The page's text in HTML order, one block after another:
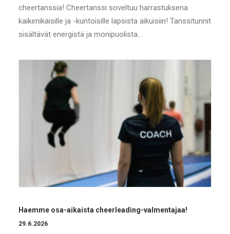
cheertanssia! Cheertanssi soveltuu harrastuksena
kaikenikäisille ja -kuntoisille lapsista aikuisiin! Tanssitunnit
sisältävät energistä ja monipuolista…
Haemme osa-aikaista cheerleading-valmentajaa!
29.6.2026